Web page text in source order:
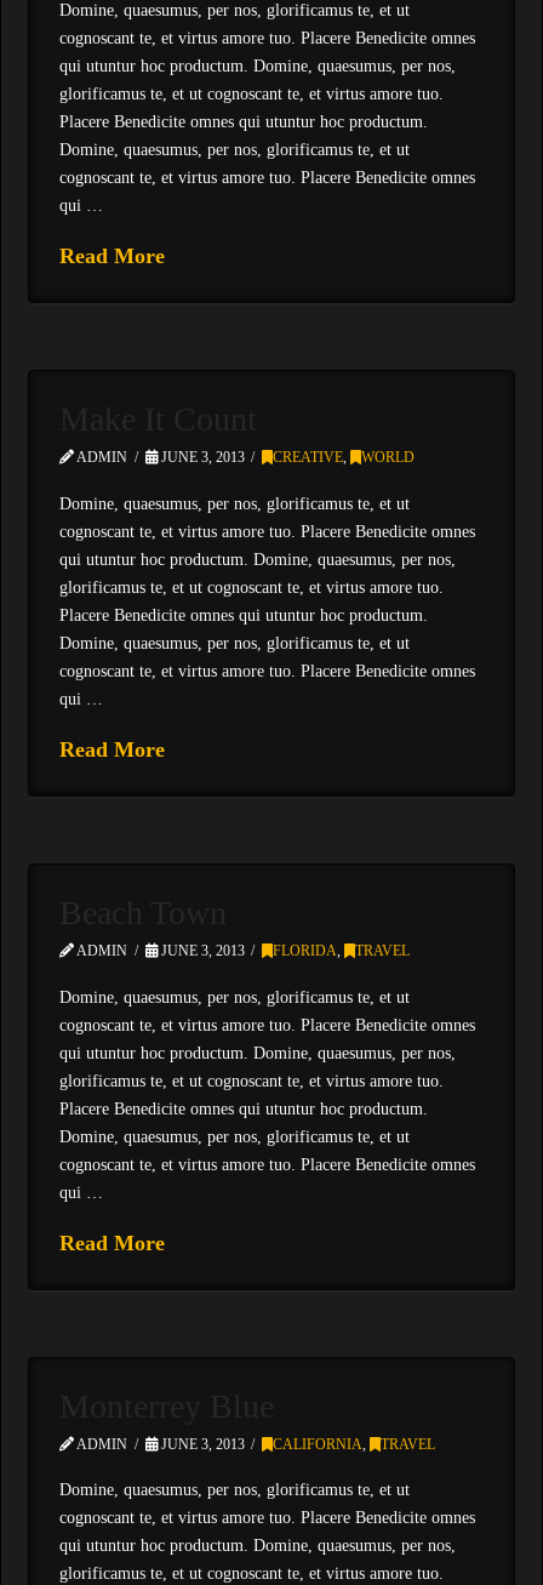
Domine, quaesumus, per nos, glorificamus te, et ut
cognoscant te, et virtus amore tuo. Placere Benedicite omnes
qui utuntur hoc productum. Domine, quaesumus, per nos,
glorificamus te, et ut cognoscant te, et virtus amore tuo.
Placere Benedicite omnes qui utuntur hoc productum.
Domine, quaesumus, per nos, glorificamus te, et ut
cognoscant te, et virtus amore tuo. Placere Benedicite omnes
qui …
Read More
ADMIN JUNE 3, 2013 CREATIVE, WORLD
Domine, quaesumus, per nos, glorificamus te, et ut
cognoscant te, et virtus amore tuo. Placere Benedicite omnes
qui utuntur hoc productum. Domine, quaesumus, per nos,
glorificamus te, et ut cognoscant te, et virtus amore tuo.
Placere Benedicite omnes qui utuntur hoc productum.
Domine, quaesumus, per nos, glorificamus te, et ut
cognoscant te, et virtus amore tuo. Placere Benedicite omnes
qui …
Read More
ADMIN JUNE 3, 2013 FLORIDA, TRAVEL
Domine, quaesumus, per nos, glorificamus te, et ut
cognoscant te, et virtus amore tuo. Placere Benedicite omnes
qui utuntur hoc productum. Domine, quaesumus, per nos,
glorificamus te, et ut cognoscant te, et virtus amore tuo.
Placere Benedicite omnes qui utuntur hoc productum.
Domine, quaesumus, per nos, glorificamus te, et ut
cognoscant te, et virtus amore tuo. Placere Benedicite omnes
qui …
Read More
ADMIN JUNE 3, 2013 CALIFORNIA, TRAVEL
Domine, quaesumus, per nos, glorificamus te, et ut
cognoscant te, et virtus amore tuo. Placere Benedicite omnes
qui utuntur hoc productum. Domine, quaesumus, per nos,
glorificamus te, et ut cognoscant te, et virtus amore tuo.